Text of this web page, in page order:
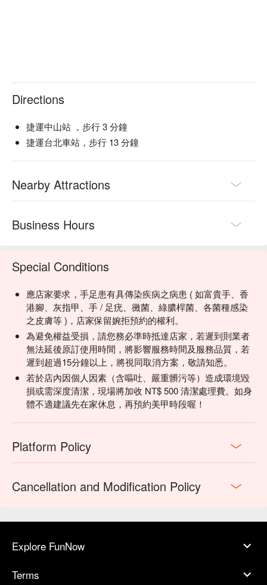
Directions
捷運中山站 ，步行 3 分鐘
捷運台北車站，步行 13 分鐘
Nearby Attractions
Business Hours
Special Conditions
應店家要求，手足患有具傳染疾病之病患 ( 如富貴手、香
港腳、灰指甲、手 / 足疣、黴菌、綠膿桿菌、各菌種感染
之皮膚等 )，店家保留婉拒預約的權利。
為避免權益受損，請您務必準時抵達店家，若遲到則業者
無法延後原訂使用時間，將影響服務時間及服務品質，若
遲到超過15分鐘以上，將視同取消方案，敬請知悉。
若於店內因個人因素（含嘔吐、嚴重髒污等）造成環境毀
損或需深度清潔，現場將加收 NT$ 500 清潔處理費。如身
體不適建議先在家休息，再預約美甲時段喔！
Platform Policy
Cancellation and Modification Policy
Explore FunNow
Terms